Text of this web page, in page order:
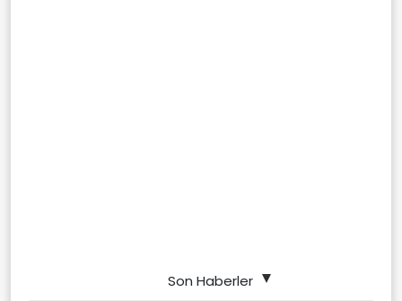
Son Haberler